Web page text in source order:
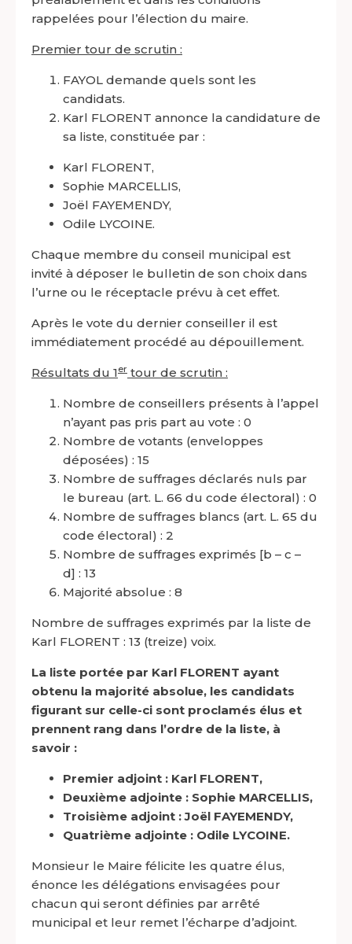
rappelées pour l’élection du maire.
Premier tour de scrutin :
FAYOL demande quels sont les
candidats.
Karl FLORENT annonce la candidature de
sa liste, constituée par :
Karl FLORENT,
Sophie MARCELLIS,
Joël FAYEMENDY,
Odile LYCOINE.
Chaque membre du conseil municipal est
invité à déposer le bulletin de son choix dans
l’urne ou le réceptacle prévu à cet effet.
Après le vote du dernier conseiller il est
immédiatement procédé au dépouillement.
Résultats du 1er tour de scrutin :
Nombre de conseillers présents à l’appel
n’ayant pas pris part au vote : 0
Nombre de votants (enveloppes
déposées) : 15
Nombre de suffrages déclarés nuls par
le bureau (art. L. 66 du code électoral) : 0
Nombre de suffrages blancs (art. L. 65 du
code électoral) : 2
Nombre de suffrages exprimés [b – c –
d] : 13
Majorité absolue : 8
Nombre de suffrages exprimés par la liste de
Karl FLORENT : 13 (treize) voix.
La liste portée par Karl FLORENT ayant
obtenu la majorité absolue, les candidats
figurant sur celle-ci sont proclamés élus et
prennent rang dans l’ordre de la liste, à
savoir :
Premier adjoint : Karl FLORENT,
Deuxième adjointe : Sophie MARCELLIS,
Troisième adjoint : Joël FAYEMENDY,
Quatrième adjointe : Odile LYCOINE.
Monsieur le Maire félicite les quatre élus,
énonce les délégations envisagées pour
chacun qui seront définies par arrêté
municipal et leur remet l’écharpe d’adjoint.